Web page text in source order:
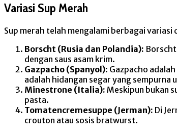
Variasi Sup Merah
Sup merah telah mengalami berbagai
Borscht (Rusia dan Polandia):
dengan saus asam krim.
Gazpacho (Spanyol): Gazpacho
adalah hidangan segar yang sempurna
Minestrone (Italia): Meskipun bukan
pasta.
Tomatencremesuppe (Jerman): Di
crouton atau sosis bratwurst.